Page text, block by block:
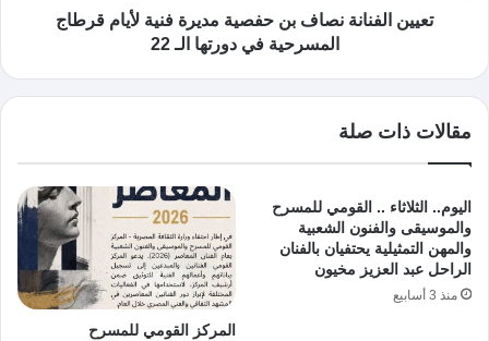
تعيين الفنانة نصاف بن حفصية مديرة فنية لأيام قرطاج
المسرحية في دورتها الـ 22
مقالات ذات صلة
اليوم.. الثلاثاء .. القومي للمسرح
والموسيقى والفنون الشعبية
والمهن التمثيلية يحتفيان بالفنان
الراحل عبد العزيز مخيون
منذ 3 أسابيع
المركز القومي للمسرح